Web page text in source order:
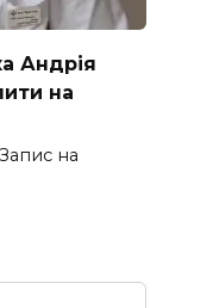
Андрія
на
на